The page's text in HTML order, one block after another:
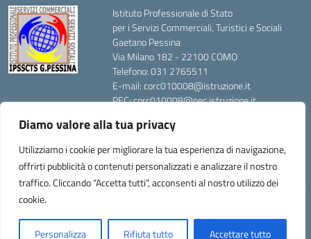
Diamo valore alla tua privacy
Utilizziamo i cookie per migliorare la tua esperienza di navigazione,
offrirti pubblicità o contenuti personalizzati e analizzare il nostro
traffico. Cliccando “Accetta tutti”, acconsenti al nostro utilizzo dei
cookie.
Personalizza Rifiuta tutto Accettare tutto
Istituto Professionale di Stato
per i Servizi Commerciali, Turistici e Sociali
Gaetano Pessina
Via Milano 182 - 22100 COMO
Telefono: 031 2765511
E-mail: corc010008@istruzione.it
PEC: corc010008@pec.istruzione.it
Codice Fiscale: 80014420139